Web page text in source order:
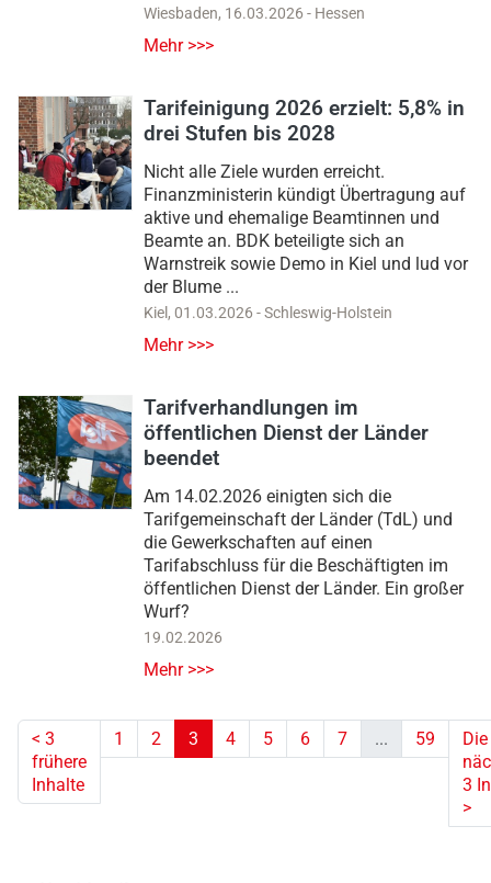
Wiesbaden, 16.03.2026 - Hessen
Mehr >>>
Tarifeinigung 2026 erzielt: 5,8% in
drei Stufen bis 2028
Nicht alle Ziele wurden erreicht.
Finanzministerin kündigt Übertragung auf
aktive und ehemalige Beamtinnen und
Beamte an. BDK beteiligte sich an
Warnstreik sowie Demo in Kiel und lud vor
der Blume ...
Kiel , 01.03.2026 -Schleswig-Holstein
Mehr >>>
Tarifverhandlungen im
öffentlichen Dienst der Länder
beendet
Am 14.02.2026 einigten sich die
Tarifgemeinschaft der Länder (TdL) und
die Gewerkschaften auf einen
Tarifabschluss für die Beschäftigten im
öffentlichen Dienst der Länder. Ein großer
Wurf?
19.02.2026
Mehr >>>
< 3
frühere
Inhalte
1 2
3
4 5 6 7 ... 59
Die
3
>